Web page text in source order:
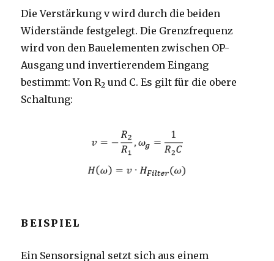
Die Verstärkung v wird durch die beiden
Widerstände festgelegt. Die Grenzfrequenz
wird von den Bauelementen zwischen OP-
Ausgang und invertierendem Eingang
bestimmt: Von R2 und C. Es gilt für die obere
Schaltung:
BEISPIEL
Ein Sensorsignal setzt sich aus einem